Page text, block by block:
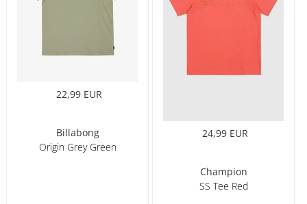
22,99 EUR
Billabong
Origin Grey Green
24,99 EUR
Champion
SS Tee Red